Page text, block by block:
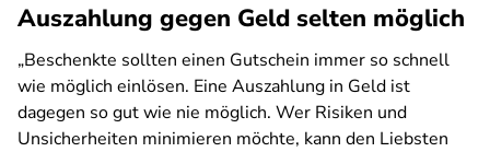
Auszahlung gegen Geld selten möglich
„Beschenkte sollten einen Gutschein immer so schnell
wie möglich einlösen. Eine Auszahlung in Geld ist
dagegen so gut wie nie möglich. Wer Risiken und
Unsicherheiten minimieren möchte, kann den Liebsten